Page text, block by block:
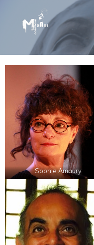
Sophie Amaury